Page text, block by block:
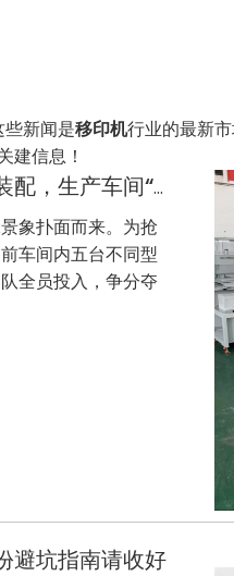
新闻是移印机行业的最新
建信息！
赶订单！欧莱特五台移印机同步装配，生产车间“火力全开”
象扑面而来。为抢
车间内五台不同型
全员投入，争分夺
避坑指南请收好